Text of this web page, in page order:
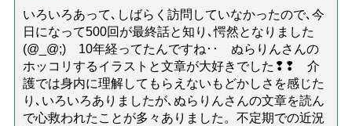
いろいろあって､しばらく訪問していなかったので､今
日になって500回が最終話と知り､愕然となりました
(@_@;) 10年経ってたんですね･･ ぬらりんさんの
ホッコリするイラストと文章が大好きでした❢❢ 介
護では身内に理解してもらえないもどかしさを感じた
り､いろいろありましたが､ぬらりんさんの文章を読ん
で心救われたことが多々ありました。不定期での近況